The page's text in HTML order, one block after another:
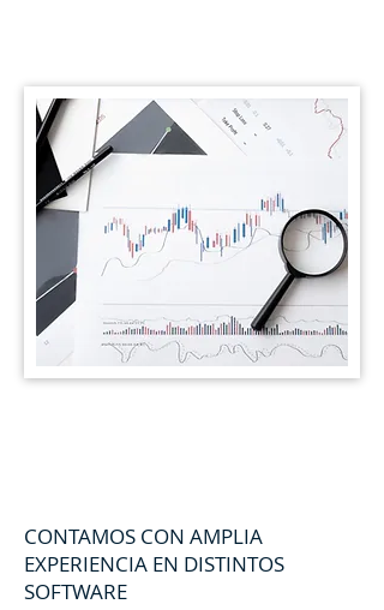
CONTAMOS CON AMPLIA
EXPERIENCIA EN DISTINTOS
SOFTWARE